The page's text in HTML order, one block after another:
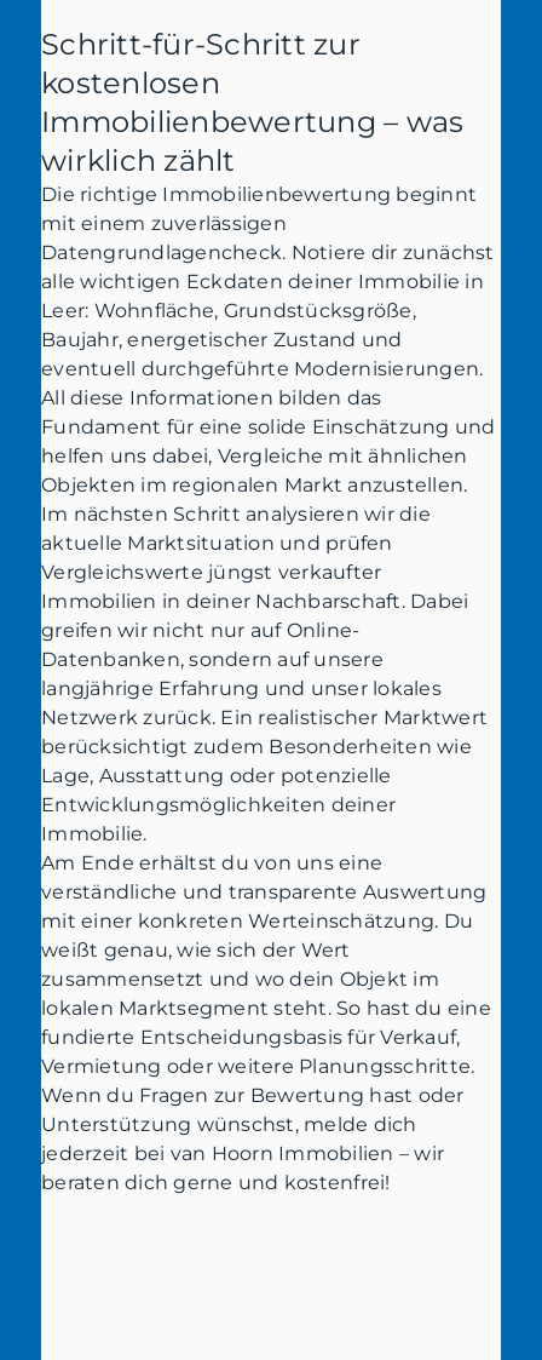
Schritt-für-Schritt zur
kostenlosen
Immobilienbewertung – was
wirklich zählt
Die richtige Immobilienbewertung beginnt
mit einem zuverlässigen
Datengrundlagencheck. Notiere dir zunächst
alle wichtigen Eckdaten deiner Immobilie in
Leer: Wohnfläche, Grundstücksgröße,
Baujahr, energetischer Zustand und
eventuell durchgeführte Modernisierungen.
All diese Informationen bilden das
Fundament für eine solide Einschätzung und
helfen uns dabei, Vergleiche mit ähnlichen
Objekten im regionalen Markt anzustellen.
Im nächsten Schritt analysieren wir die
aktuelle Marktsituation und prüfen
Vergleichswerte jüngst verkaufter
Immobilien in deiner Nachbarschaft. Dabei
greifen wir nicht nur auf Online-
Datenbanken, sondern auf unsere
langjährige Erfahrung und unser lokales
Netzwerk zurück. Ein realistischer Marktwert
berücksichtigt zudem Besonderheiten wie
Lage, Ausstattung oder potenzielle
Entwicklungsmöglichkeiten deiner
Immobilie.
Am Ende erhältst du von uns eine
verständliche und transparente Auswertung
mit einer konkreten Werteinschätzung. Du
weißt genau, wie sich der Wert
zusammensetzt und wo dein Objekt im
lokalen Marktsegment steht. So hast du eine
fundierte Entscheidungsbasis für Verkauf,
Vermietung oder weitere Planungsschritte.
Wenn du Fragen zur Bewertung hast oder
Unterstützung wünschst, melde dich
jederzeit bei van Hoorn Immobilien – wir
beraten dich gerne und kostenfrei!